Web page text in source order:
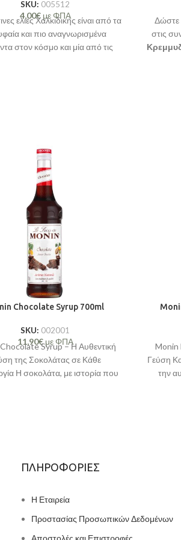
SKU: 005512
4,00€με ΦΠΑ
ελιές Χαλκιδικής είναι από τα
και πιο αναγνωρισμένα
στον κόσμο και μία από τις
Δώστε
στις
Chocolate Syrup 700ml
SKU: 002001
11,90€με ΦΠΑ
Syrup – Η Αυθεντική
της Σοκολάτας σε Κάθε
Η σοκολάτα, με ιστορία που
Monin
Γεύση
την
ΠΛΗΡΟΦΟΡΙΕΣ
Η Εταιρεία
Προστασίας Προσωπικών Δεδομένων